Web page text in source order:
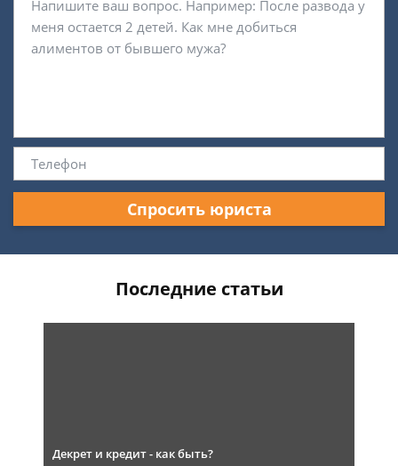
Спросить юриста
Последние статьи
Декрет и кредит - как быть?